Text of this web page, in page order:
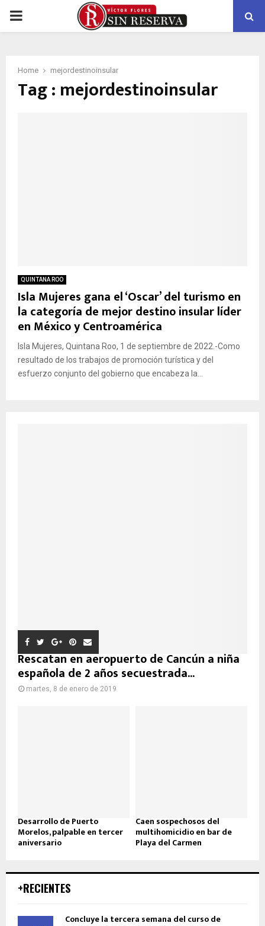
PRIMARY
Home mejordestinoinsular
Tag : mejordestinoinsular
QUINTANA ROO
Isla Mujeres gana el ‘Oscar’ del turismo en
la categoría de mejor destino insular líder
en México y Centroamérica
Isla Mujeres, Quintana Roo, 1 de septiembre de 2022.-Como
resultado de los trabajos de promoción turística y del
esfuerzo conjunto del gobierno que encabeza la...
Rescatan en aeropuerto de Cancún a niña
española de 2 años secuestrada...
martes, 8 de enero de 2019
Desarrollo de Puerto
Morelos, palpable en tercer
aniversario
Caen sospechosos del
multihomicidio en bar de
Playa del Carmen
+RECIENTES
Concluye la tercera semana del curso de